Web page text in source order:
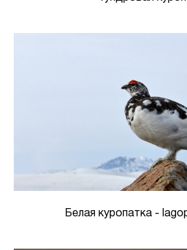
Белая куропатка -